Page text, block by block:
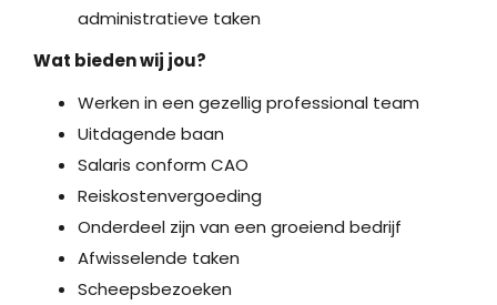
administratieve taken
Wat bieden wij jou?
Werken in een gezellig professional team
Uitdagende baan
Salaris conform CAO
Reiskostenvergoeding
Onderdeel zijn van een groeiend bedrijf
Afwisselende taken
Scheepsbezoeken